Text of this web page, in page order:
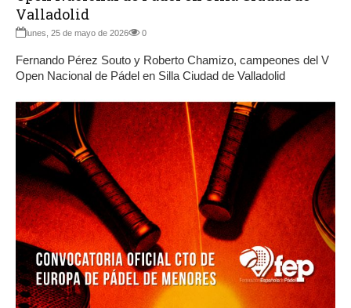
Valladolid
lunes, 25 de mayo de 2026 0
Fernando Pérez Souto y Roberto Chamizo, campeones del V
Open Nacional de Pádel en Silla Ciudad de Valladolid